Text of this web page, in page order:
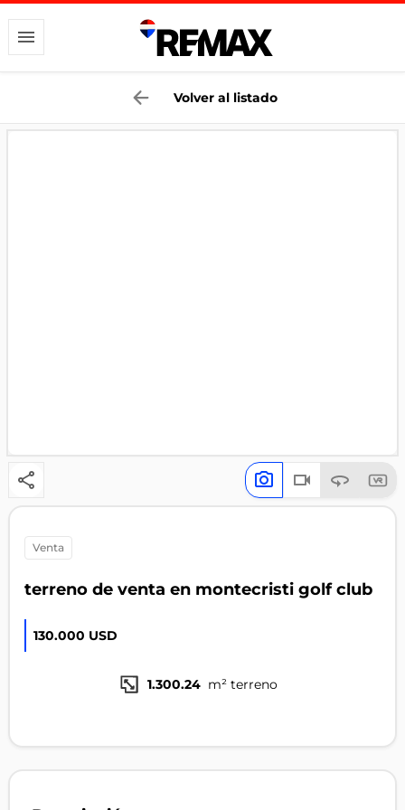
Volver al listado
venta
terreno de venta en montecristi golf club
130.000 USD
1.300.24 m² terreno